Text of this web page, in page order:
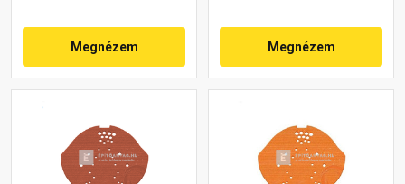
Megnézem Megnézem